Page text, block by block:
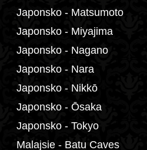
Japonsko - Matsumoto
Japonsko - Miyajima
Japonsko - Nagano
Japonsko - Nara
Japonsko - Nikkō
Japonsko - Ōsaka
Japonsko - Tokyo
Malajsie - Batu Caves